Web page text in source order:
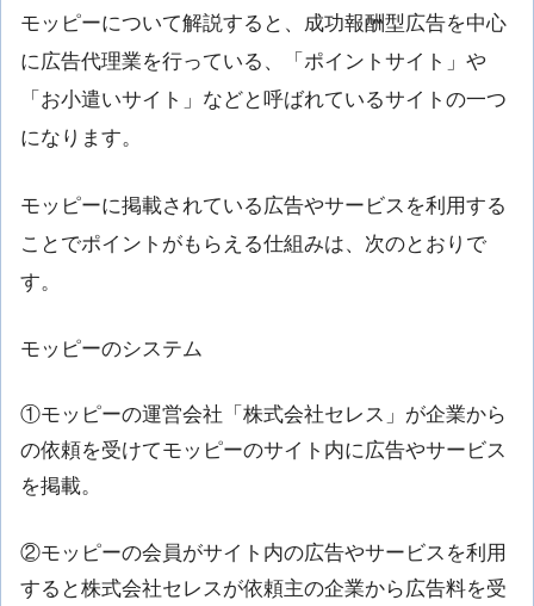
モッピーについて解説すると、成功報酬型広告を中心
に広告代理業を行っている、「ポイントサイト」や
「お小遣いサイト」などと呼ばれているサイトの一つ
になります。
モッピーに掲載されている広告やサービスを利用する
ことでポイントがもらえる仕組みは、次のとおりで
す。
モッピーのシステム
①モッピーの運営会社「株式会社セレス」が企業から
の依頼を受けてモッピーのサイト内に広告やサービス
を掲載。
②モッピーの会員がサイト内の広告やサービスを利用
すると株式会社セレスが依頼主の企業から広告料を受